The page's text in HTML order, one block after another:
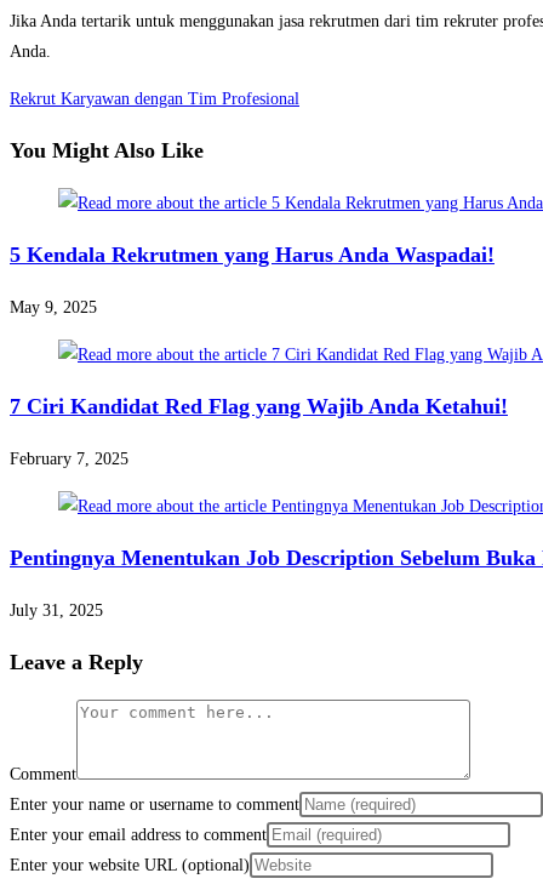
Jika Anda tertarik untuk menggunakan jasa rekrutmen dari tim rekruter
Anda.
Rekrut Karyawan dengan Tim Profesional
You Might Also Like
5 Kendala Rekrutmen yang Harus Anda Waspadai!
May 9, 2025
7 Ciri Kandidat Red Flag yang Wajib Anda Ketahui!
February 7, 2025
Pentingnya Menentukan Job Description Sebelum
July 31, 2025
Leave a Reply
Comment
Enter your name or username to comment
Enter your email address to comment
Enter your website URL (optional)